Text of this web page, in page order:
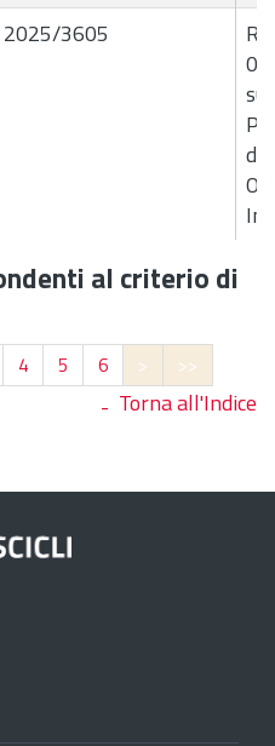
2025/3605
al criterio di
4 5 6 > >>
Torna all'Indice